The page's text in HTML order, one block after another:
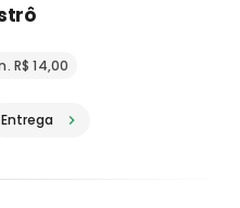
Santa
R$ 14,00
Entrega